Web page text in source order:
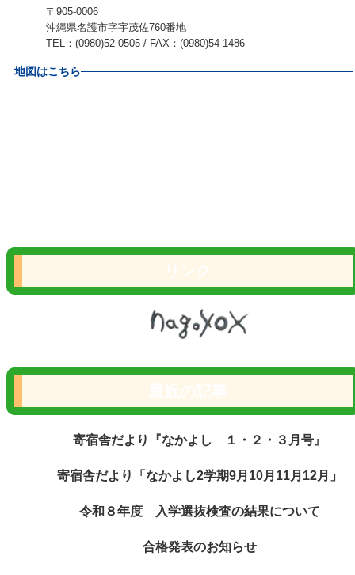
〒905-0006
沖縄県名護市字宇茂佐760番地
TEL：(0980)52-0505 / FAX：(0980)54-1486
地図はこちら
寄宿舎だより『なかよし １・２・３月号』
寄宿舎だより「なかよし2学期9月10月11月12月」
令和８年度 入学選抜検査の結果について
合格発表のお知らせ